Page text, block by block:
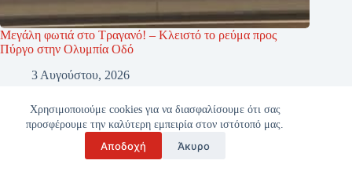
Χρησιμοποιούμε cookies για να διασφαλίσουμε ότι σας
προσφέρουμε την καλύτερη εμπειρία στον ιστότοπό μας.
Αποδοχή Άκυρο
Μεγάλη φωτιά στο Τραγανό! – Κλειστό το ρεύμα προς
Πύργο στην Ολυμπία Οδό
3 Αυγούστου, 2026